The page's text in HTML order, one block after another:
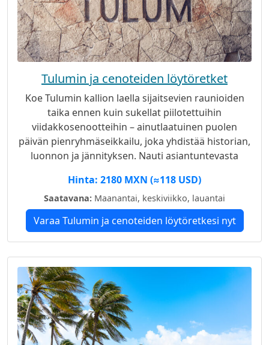
Tulumin ja cenoteiden löytöretket
Koe Tulumin kallion laella sijaitsevien raunioiden
taika ennen kuin sukellat piilotettuihin
viidakkosenootteihin – ainutlaatuinen puolen
päivän pienryhmäseikkailu, joka yhdistää historian,
luonnon ja jännityksen. Nauti asiantuntevasta
Balamin senootteihin ja sujuvasta ilmastoinnista
perheille ja ensikertalaisille.
Hinta: 2180 MXN (≈118 USD)
Saatavana: Maanantai, keskiviikko, lauantai
Varaa Tulumin ja cenoteiden löytöretkesi nyt